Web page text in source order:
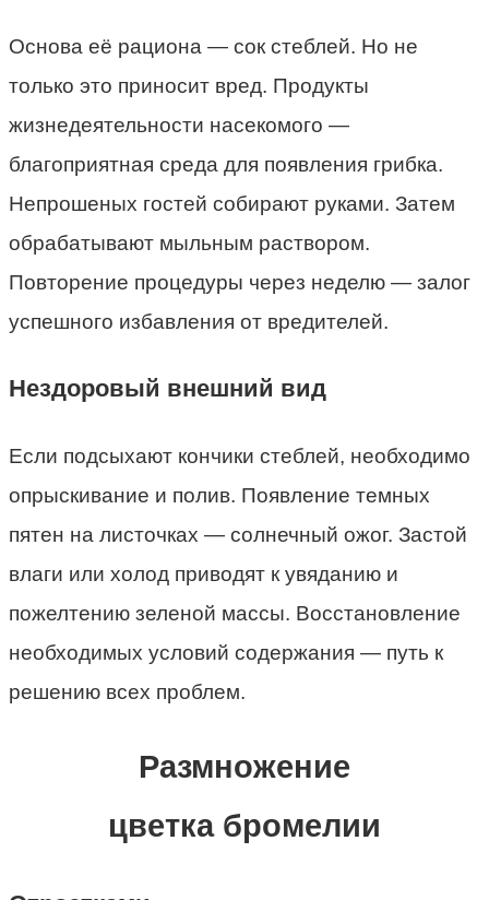
Основа её рациона — сок стеблей. Но не
только это приносит вред. Продукты
жизнедеятельности насекомого —
благоприятная среда для появления грибка.
Непрошеных гостей собирают руками. Затем
обрабатывают мыльным раствором.
Повторение процедуры через неделю — залог
успешного избавления от вредителей.
Нездоровый внешний вид
Если подсыхают кончики стеблей, необходимо
опрыскивание и полив. Появление темных
пятен на листочках — солнечный ожог. Застой
влаги или холод приводят к увяданию и
пожелтению зеленой массы. Восстановление
необходимых условий содержания — путь к
решению всех проблем.
Размножение
цветка бромелии